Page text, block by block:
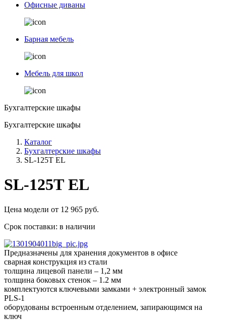
Офисные диваны
Барная мебель
Мебель для школ
Бухгалтерские шкафы
Бухгалтерские шкафы
Каталог
Бухгалтерские шкафы
SL-125Т EL
SL-125Т EL
Цена модели от 12 965 руб.
Срок поставки: в наличии
Предназначены для хранения документов в офисе
сварная конструкция из стали
толщина лицевой панели – 1,2 мм
толщина боковых стенок – 1.2 мм
комплектуются ключевыми замками + электронный замок
PLS-1
оборудованы встроенным отделением, запирающимся на
ключ